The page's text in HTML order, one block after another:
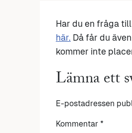
Har du en fråga
här. Då får du
kommer inte
Lämna ett
E-postadressen
Kommentar *